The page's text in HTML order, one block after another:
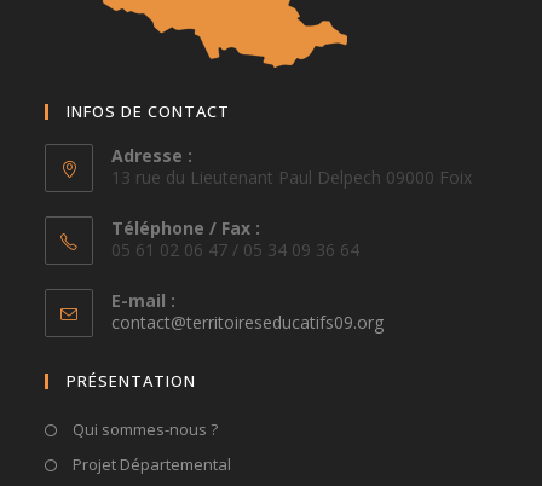
INFOS DE CONTACT
Adresse :
13 rue du Lieutenant Paul Delpech 09000 Foix
Téléphone / Fax :
05 61 02 06 47 / 05 34 09 36 64
E-mail :
contact@territoireseducatifs09.orgS’ouvre
PRÉSENTATION
Qui sommes-nous ?
Projet Départemental